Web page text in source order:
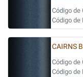
Código de
Código de
CAIRNS
Código de
Código de